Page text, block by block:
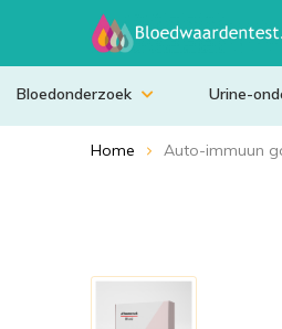
Bloedonderzoek Urine-
Home Auto-immuun